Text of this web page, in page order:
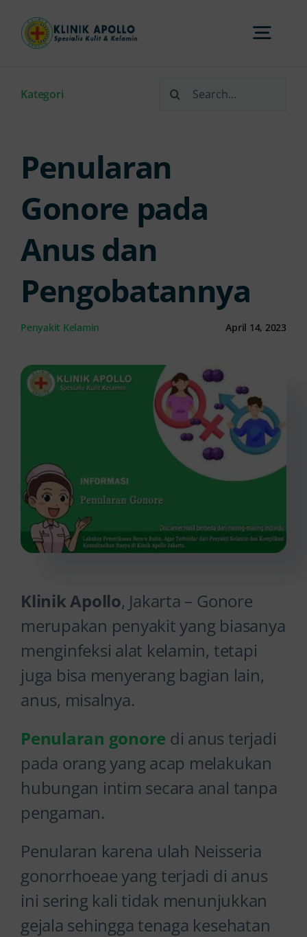
Home
Layanan
FAQs
Artikel
Kategori
Search
Penularan
Gonore pada
Anus dan
Pengobatannya
Penyakit Kelamin April 14, 2023
Klinik Apollo, Jakarta – Gonore
merupakan penyakit yang biasanya
menginfeksi alat kelamin, tetapi
juga bisa menyerang bagian lain,
anus, misalnya.
Penularan gonore di anus terjadi
pada orang yang acap melakukan
hubungan intim secara anal tanpa
pengaman.
Penularan karena ulah Neisseria
gonorrhoeae yang terjadi di anus
ini sering kali tidak menunjukkan
gejala sehingga tenaga kesehatan